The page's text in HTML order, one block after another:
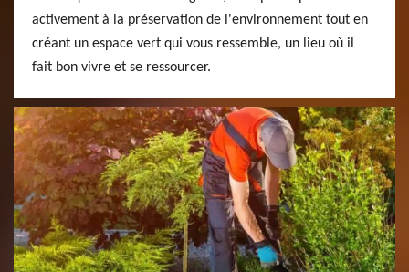
activement à la préservation de l'environnement tout en
créant un espace vert qui vous ressemble, un lieu où il
fait bon vivre et se ressourcer.